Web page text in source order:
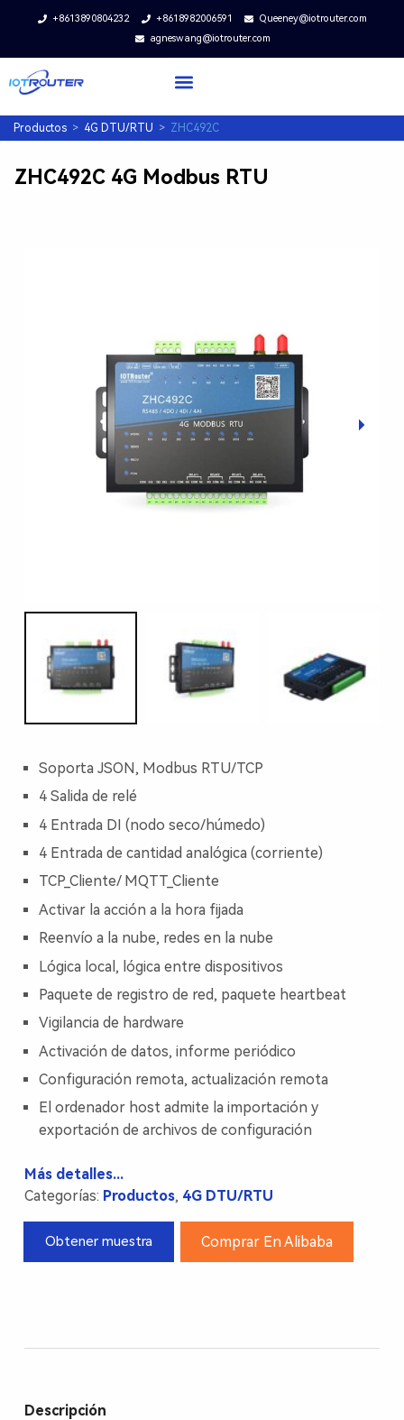
+8613890804232 +8618982006591
Queeney@iotrouter.com
agneswang@iotrouter.com
Productos > 4G DTU/RTU > ZHC492C
ZHC492C 4G Modbus RTU
Soporta JSON, Modbus RTU/TCP
4 Salida de relé
4 Entrada DI (nodo seco/húmedo)
4 Entrada de cantidad analógica (corriente)
TCP_Cliente/ MQTT_Cliente
Activar la acción a la hora fijada
Reenvío a la nube, redes en la nube
Lógica local, lógica entre dispositivos
Paquete de registro de red, paquete heartbeat
Vigilancia de hardware
Activación de datos, informe periódico
Configuración remota, actualización remota
El ordenador host admite la importación y
exportación de archivos de configuración
Más detalles...
Categorías: Productos, 4G DTU/RTU
Obtener muestra Comprar En Alibaba
Descripción